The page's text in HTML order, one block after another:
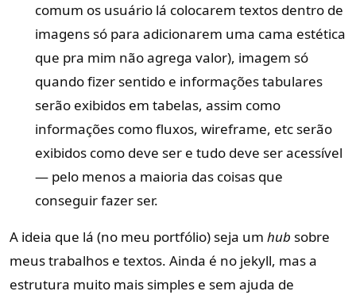
comum os usuário lá colocarem textos dentro de
imagens só para adicionarem uma cama estética
que pra mim não agrega valor), imagem só
quando fizer sentido e informações tabulares
serão exibidos em tabelas, assim como
informações como fluxos, wireframe, etc serão
exibidos como deve ser e tudo deve ser acessível
— pelo menos a maioria das coisas que
conseguir fazer ser.
A ideia que lá (no meu portfólio) seja um hub sobre
meus trabalhos e textos. Ainda é no jekyll, mas a
estrutura muito mais simples e sem ajuda de